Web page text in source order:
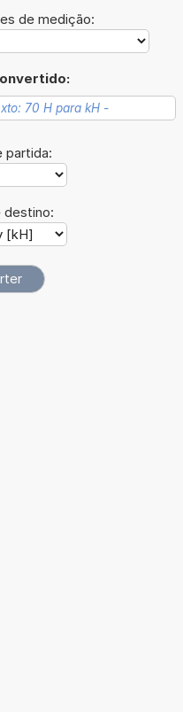
de medição:
partida:
destino: